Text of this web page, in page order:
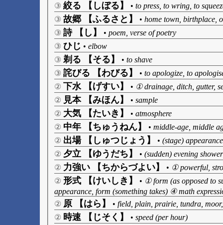
③ 絞る 【しぼる】 • to press, to wring, to
③ 故郷 【ふるさと】 • home town, birthplace,
③ 詩 【し】 • poem, verse of poetry
③ ひじ • elbow
③ 剃る 【そる】 • to shave
③ 詫びる 【わびる】 • to apologize, to
② 下水 【げすい】 • ① drainage, ditch, gutter,
② 見本 【みほん】 • sample
② 大気 【たいき】 • atmosphere
② 中年 【ちゅうねん】 • middle-age, middle
② 出場 【しゅつじょう】 • (stage)
② 夕立 【ゆうだち】 • (sudden) evening
② 力強い 【ちからづよい】 • ① powerful,
② 形式 【けいしき】 • ① form (as opposed to
appearance, form (something takes) ④ math
② 原 【はら】 • field, plain, prairie, tundra,
② 時速 【じそく】 • speed (per hour)